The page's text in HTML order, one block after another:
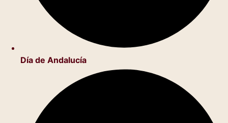
Día de Andalucía